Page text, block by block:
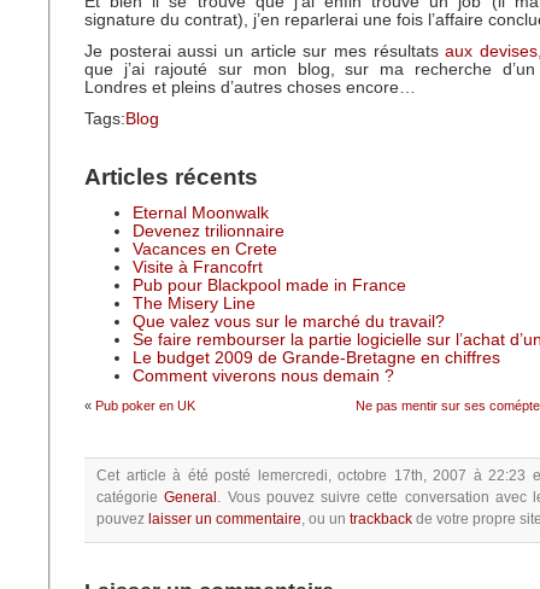
signature du contrat), j’en reparlerai une fois l’affaire
Je posterai aussi un article sur mes résultatsaux devises
que j’ai rajouté sur mon blog, sur ma recherche
Londres et pleins d’autres choses encore…
Tags: Blog
Articles récents
Eternal Moonwalk
Devenez trilionnaire
Vacances en Crete
Visite à Francofrt
Pub pour Blackpool made in France
The Misery Line
Que valez vous sur le marché du travail?
Se faire rembourser la partie logicielle sur l’achat
Le budget 2009 de Grande-Bretagne en chiffres
Comment viverons nous demain ?
« Pub poker en UK Ne pas mentir sur ses
Cet article à été posté lemercredi, octobre 17th, 2007 à 22:23
catégorie General . Vous pouvez suivre cette conversation avec
pouvez laisser un commentaire, ou un trackback de votre propre